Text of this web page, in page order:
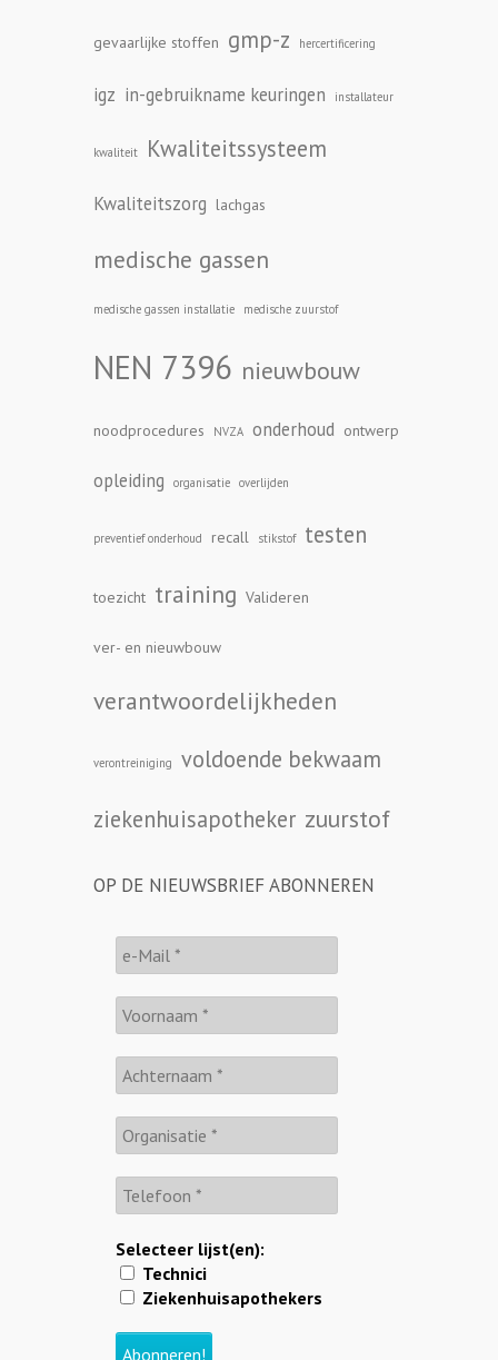
gevaarlijke stoffen gmp-z hercertificering
igz in-gebruikname keuringen installateur
kwaliteit Kwaliteitssysteem
Kwaliteitszorg lachgas
medische gassen
medische gassen installatie medische zuurstof
NEN 7396 nieuwbouw
noodprocedures NVZA onderhoud ontwerp
opleiding organisatie overlijden
preventief onderhoud recall stikstof testen
toezicht training Valideren
ver- en nieuwbouw
verantwoordelijkheden
verontreiniging
voldoende bekwaam
ziekenhuisapotheker zuurstof
OP DE NIEUWSBRIEF ABONNEREN
Selecteer lijst(en):
Technici
Ziekenhuisapothekers